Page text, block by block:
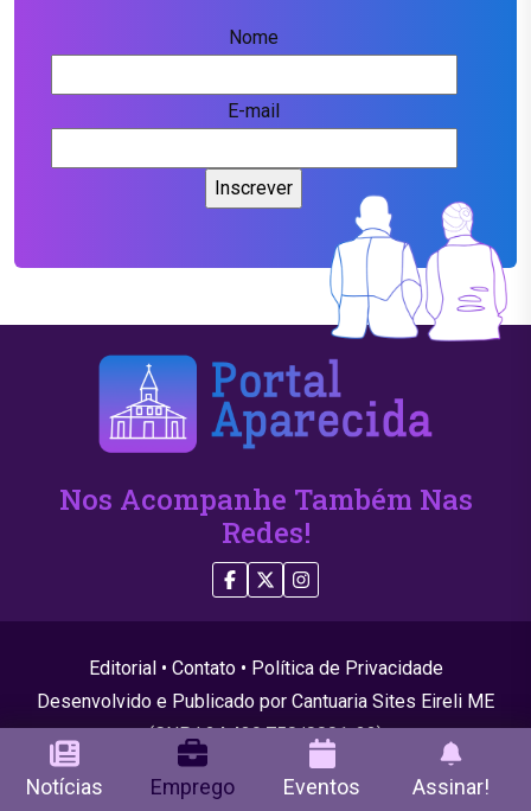
Nome
E-mail
Nos Acompanhe Também Nas
Redes!
Editorial • Contato• Política de Privacidade
Desenvolvido e Publicado por Cantuaria Sites Eireli ME
(CNPJ 24.439.750/0001-22)
© 2026 Todos os direitos reservados
Notícias Emprego Eventos Assinar!